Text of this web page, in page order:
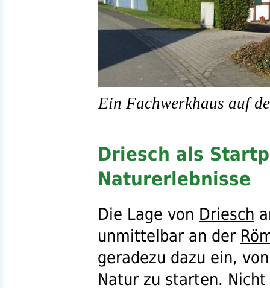
Ein Fachwerkhaus auf
Driesch als
Naturerlebnisse
Die Lage von Driesch
unmittelbar an der
geradezu dazu ein,
Natur zu starten.